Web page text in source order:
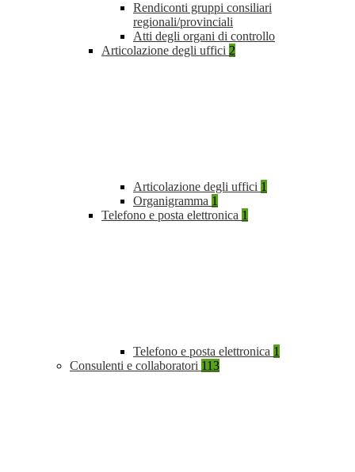
Rendiconti gruppi consiliari
regionali/provinciali
Atti degli organi di controllo
Articolazione degli uffici 2
Articolazione degli uffici 1
Organigramma 1
Telefono e posta elettronica 1
Telefono e posta elettronica 1
Consulenti e collaboratori 113